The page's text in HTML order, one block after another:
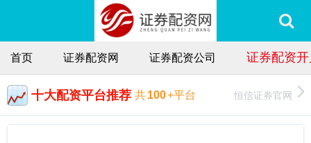
首页 证券配资网 证券配资公司 证券配资
十大配资平台推荐 共100+平台 恒信证券官网